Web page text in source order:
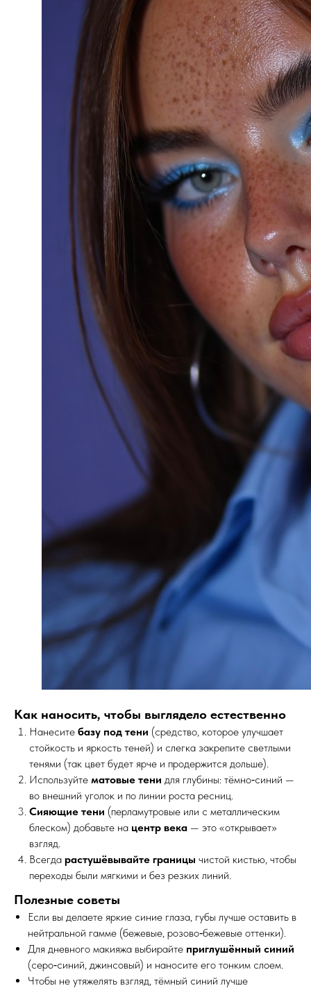
Как наносить, чтобы выглядело естественно
Нанесите базу под тени (средство, которое улучшает
стойкость и яркость теней) и слегка закрепите светлыми
тенями (так цвет будет ярче и продержится дольше).
Используйте матовые тени для глубины: тёмно‑синий —
во внешний уголок и по линии роста ресниц.
Сияющие тени (перламутровые или с металлическим
блеском) добавьте на центр века — это «открывает»
взгляд.
Всегда растушёвывайте границы чистой кистью, чтобы
переходы были мягкими и без резких линий.
Полезные советы
Если вы делаете яркие синие глаза, губы лучше оставить в
нейтральной гамме (бежевые, розово‑бежевые оттенки).
Для дневного макияжа выбирайте приглушённый синий
(серо‑синий, джинсовый) и наносите его тонким слоем.
Чтобы не утяжелять взгляд, тёмный синий лучше